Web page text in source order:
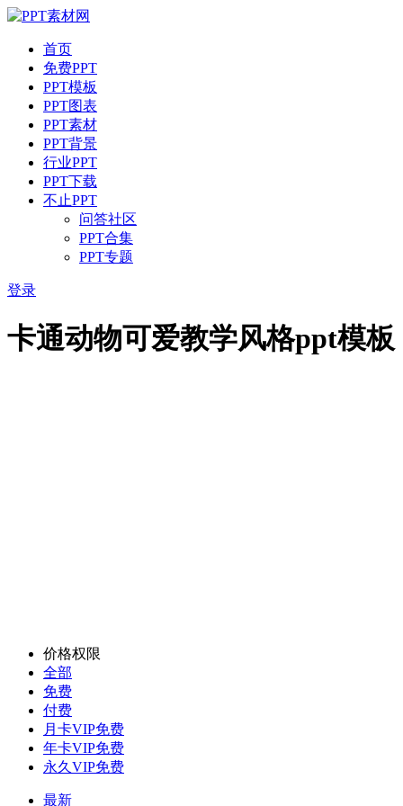
首页
免费PPT
PPT模板
PPT图表
PPT素材
PPT背景
行业PPT
PPT下载
不止PPT
问答社区
PPT合集
PPT专题
登录
卡通动物可爱教学风格ppt模板
价格权限
全部
免费
付费
月卡VIP免费
年卡VIP免费
永久VIP免费
最新